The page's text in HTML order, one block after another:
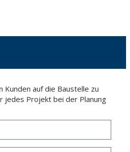
ID, to P.I. La Portalada II | c/ Segador 13,
auf die Baustelle zu
jedes Projekt bei der Planung